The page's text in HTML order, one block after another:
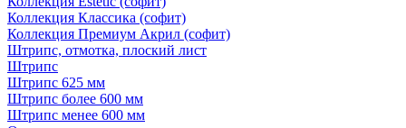
Коллекция Классика (софит)
Коллекция Премиум Акрил (софит)
Штрипс, отмотка, плоский лист
Штрипс
Штрипс 625 мм
Штрипс более 600 мм
Штрипс менее 600 мм